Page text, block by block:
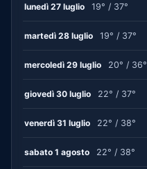
lunedì 27 luglio 19° / 37°
martedì 28 luglio 19° / 37°
mercoledì 29 luglio 20° / 36°
giovedì 30 luglio 22° / 37°
venerdì 31 luglio 22° / 38°
sabato 1 agosto 22° / 38°